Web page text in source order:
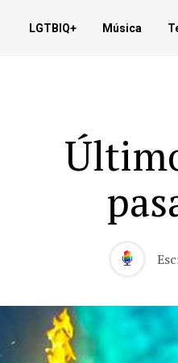
LGTBIQ+ Música